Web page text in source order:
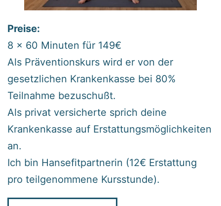
Preise:
8 x 60 Minuten für 149€
Als Präventionskurs wird er von der
gesetzlichen Krankenkasse bei 80%
Teilnahme bezuschußt.
Als privat versicherte sprich deine
Krankenkasse auf Erstattungsmöglichkeiten
an.
Ich bin Hansefitpartnerin (12€ Erstattung
pro teilgenommene Kursstunde).